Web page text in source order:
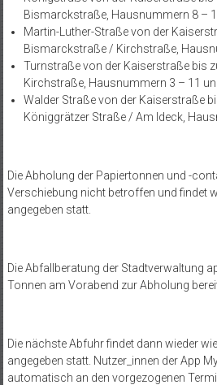
Bismarckstraße, Hausnummern 8 –
Martin-Luther-Straße von der
Bismarckstraße / Kirchstraße,
Turnstraße von der Kaiserstraße bis
Kirchstraße, Hausnummern 3 – 11
Walder Straße von der Kaiserstraße
Königgrätzer Straße / Am Ideck,
Die Abholung der Papiertonnen und -
Verschiebung nicht betroffen und findet
angegeben statt.
Die Abfallberatung der Stadtverwaltung
Tonnen am Vorabend zur Abholung
Die nächste Abfuhr findet dann wieder
angegeben statt. Nutzer_innen der App
automatisch an den vorgezogenen